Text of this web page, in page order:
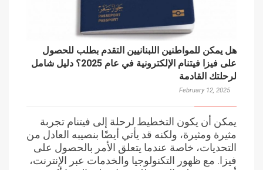
هل يمكن للمواطنين اللبنانيين التقدم بطلب للحصول
على فيزا فيتنام الإلكترونية في عام 2025؟ دليل شامل
لرحلتك القادمة
February 12, 2025
يمكن أن يكون التخطيط لرحلة إلى فيتنام تجربة
مثيرة ومثيرة، ولكنه قد يأتي أيضًا بنصيبه العادل من
التحديات، خاصة عندما يتعلق الأمر بالحصول على
فيزا. مع ظهور التكنولوجيا والخدمات عبر الإنترنت،